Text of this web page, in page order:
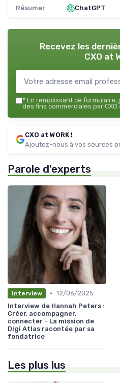
Résumer ChatGPT
Recevez les
CXO at
* En remplissant ce formulaire,
des fins commerciales par CXO
CXO at WORK !
Ajoutez-nous à vos sources
Parole d'experts
Interview • 12/06/2025
Interview de Hannah Peters :
Créer, accompagner,
connecter - La mission de
Digi Atlas racontée par sa
fondatrice
Les plus lus